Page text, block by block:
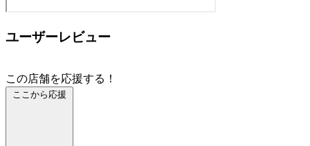
ユーザーレビュー
この店舗を応援する！
ここから応援